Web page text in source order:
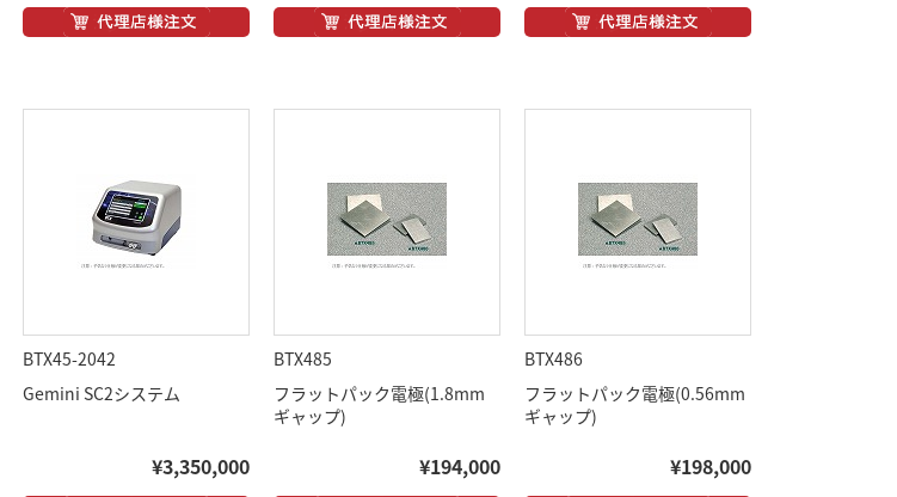
BTX45-2042
Gemini SC2システム
¥3,350,000
BTX485
フラットパック電極(1.8mm
ギャップ)
¥194,000
BTX486
フラットパック電極(0.56mm
ギャップ)
¥198,000